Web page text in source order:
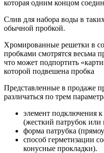
которая одним концом
Слив для набора воды в
обычной пробкой.
Хромированные решетки в
пробками смотрятся весьма
что может подпортить
которой подвешена пробка
Представленные в продаже
различаться по трем
элемент подключения
(жесткий патрубок или
форма патрубка
способ герметизации
конусные прокладки).